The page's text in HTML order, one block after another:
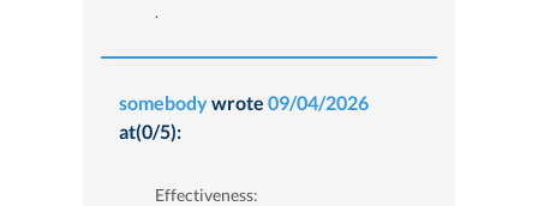
.
somebodywrote 09/04/2026
at(0/5):
Effectiveness: